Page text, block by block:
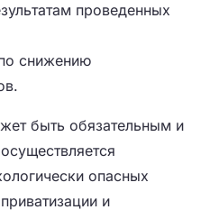
проведенных
снижению
быть обязательным и
опасных
и